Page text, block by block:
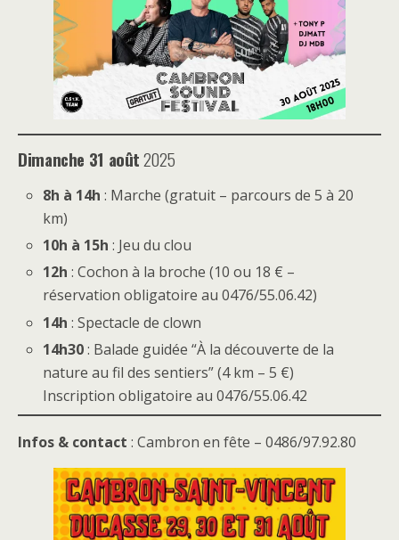
Dimanche 31 août2025
8h à 14h : Marche (gratuit – parcours de 5 à 20
km)
10h à 15h : Jeu du clou
12h : Cochon à la broche (10 ou 18 € –
réservation obligatoire au 0476/55.06.42)
14h : Spectacle de clown
14h30: Balade guidée “À la découverte de la
nature au fil des sentiers” (4 km – 5 €)
Inscription obligatoire au 0476/55.06.42
Infos & contact : Cambron en fête – 0486/97.92.80